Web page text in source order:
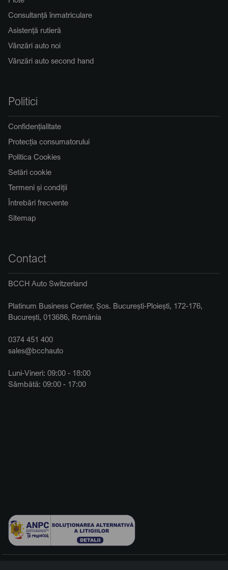
Consultanță înmatriculare
Asistență rutieră
Vânzări auto noi
Vânzări auto second hand
Politici
Confidențialitate
Protecția consumatorului
Politica Cookies
Setări cookie
Termeni și condiții
Întrebări frecvente
Sitemap
Contact
BCCH Auto Switzerland
Platinum Business Center, Șos. București-Ploiești, 172-176,
București, 013686, România
0374 451 400
sales@bcchauto
Luni-Vineri: 09:00 - 18:00
Sâmbătă: 09:00 - 17:00